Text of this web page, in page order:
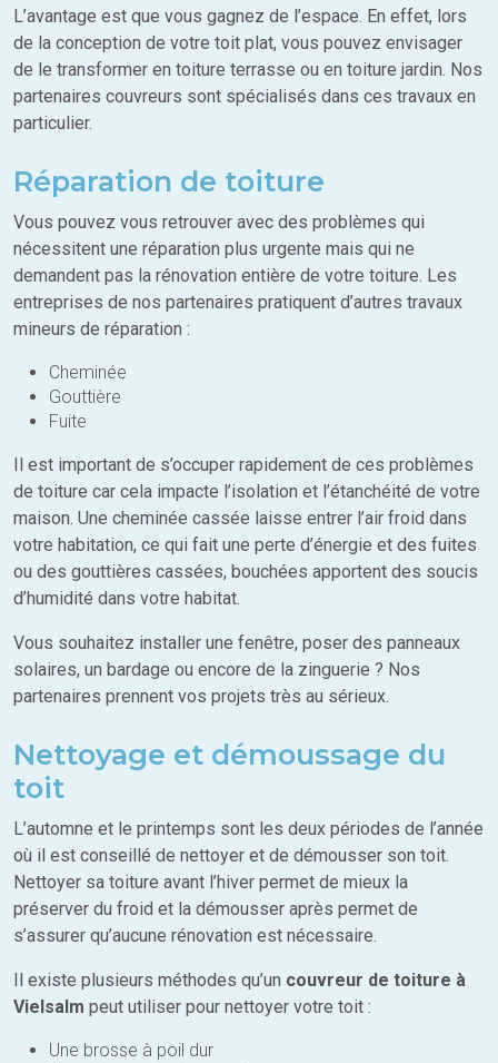
L’avantage est que vous gagnez de l’espace. En effet, lors
de la conception de votre toit plat, vous pouvez envisager
de le transformer en toiture terrasse ou en toiture jardin. Nos
partenaires couvreurs sont spécialisés dans ces travaux en
particulier.
Réparation de toiture
Vous pouvez vous retrouver avec des problèmes qui
nécessitent une réparation plus urgente mais qui ne
demandent pas la rénovation entière de votre toiture. Les
entreprises de nos partenaires pratiquent d’autres travaux
mineurs de réparation :
Cheminée
Gouttière
Fuite
Il est important de s’occuper rapidement de ces problèmes
de toiture car cela impacte l’isolation et l’étanchéité de votre
maison. Une cheminée cassée laisse entrer l’air froid dans
votre habitation, ce qui fait une perte d’énergie et des fuites
ou des gouttières cassées, bouchées apportent des soucis
d’humidité dans votre habitat.
Vous souhaitez installer une fenêtre, poser des panneaux
solaires, un bardage ou encore de la zinguerie ? Nos
partenaires prennent vos projets très au sérieux.
Nettoyage et démoussage du
toit
L’automne et le printemps sont les deux périodes de l’année
où il est conseillé de nettoyer et de démousser son toit.
Nettoyer sa toiture avant l’hiver permet de mieux la
préserver du froid et la démousser après permet de
s’assurer qu’aucune rénovation est nécessaire.
Il existe plusieurs méthodes qu’un couvreur de toiture à
Vielsalm peut utiliser pour nettoyer votre toit :
Une brosse à poil dur